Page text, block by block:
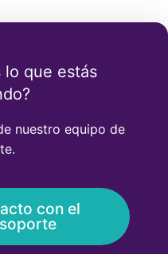
lo que estás
nuestro equipo de
con el